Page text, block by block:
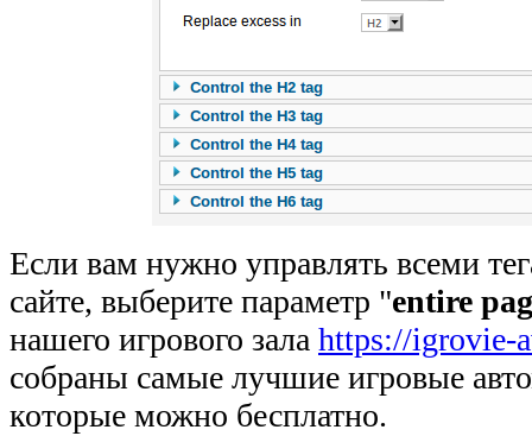
Если вам нужно управлять всеми
сайте, выберите параметр "entire
нашего игрового зала https://igrovie-
собраны самые лучшие игровые
которые можно бесплатно.